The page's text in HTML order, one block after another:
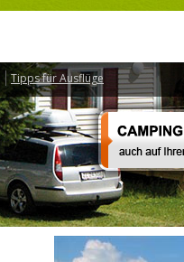
Tipps für Ausflüge